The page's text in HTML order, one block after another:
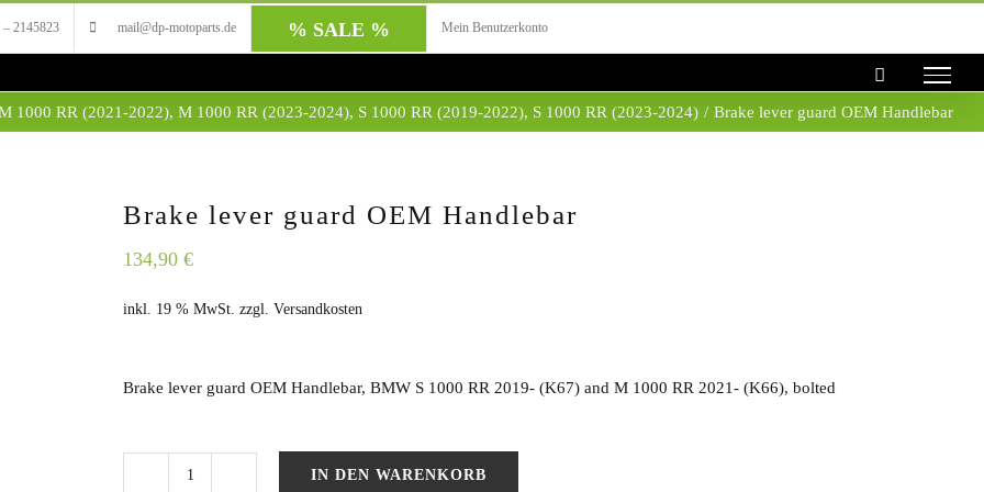
– 2145823 mail@dp-motoparts.de % SALE % Mein Benutzerkonto
1000 RR (2021-2022), M 1000 RR (2023-2024), S 1000 RR (2019-2022), S 1000 RR (2023-2024) / Brake lever guard OEM Handlebar
Brake lever guard OEM Handlebar
134,90 €
inkl. 19 % MwSt. zzgl. Versandkosten
Brake lever guard OEM Handlebar, BMW S 1000 RR 2019- (K67) and M 1000 RR 2021- (K66), bolted
IN DEN WARENKORB